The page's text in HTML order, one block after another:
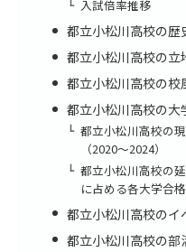
入試倍率推移
都立小松川高校の歴
都立小松川高校の立
都立小松川高校の校
都立小松川高校の大
都立小松川高校の
（2020～2024）
都立小松川高校の
に占める各大学合格
都立小松川高校のイ
都立小松川高校の部